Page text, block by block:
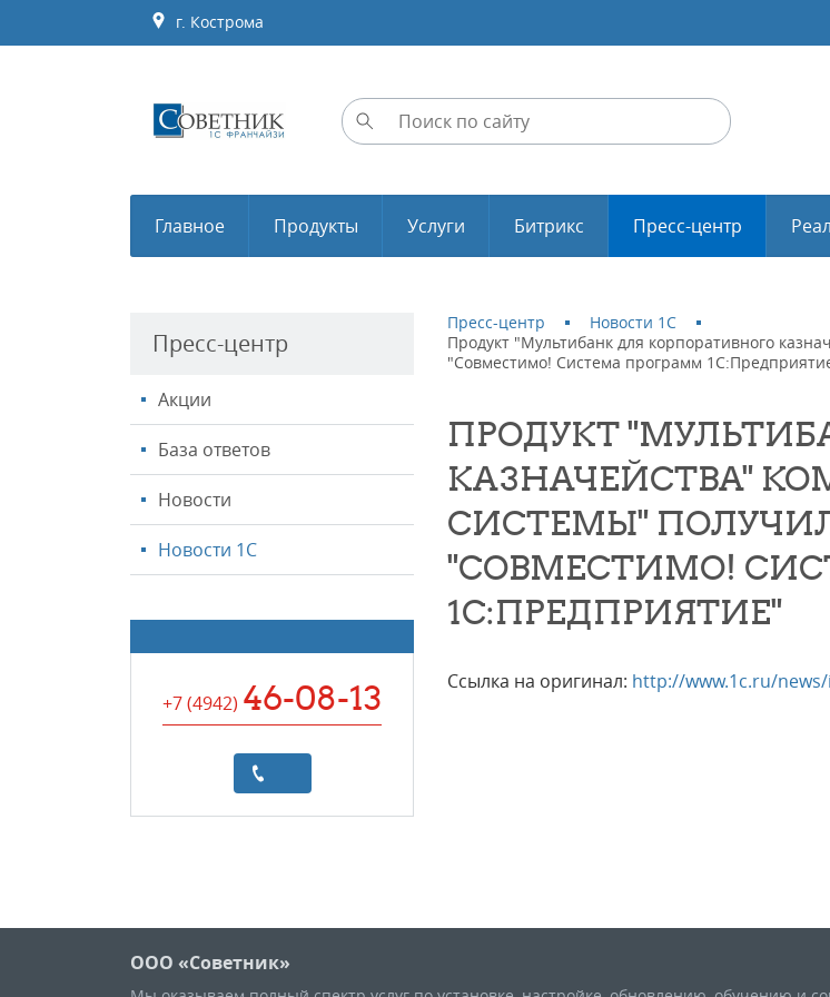
г. Кострома
Главное Продукты Услуги Битрикс Пресс-центр
Пресс-центр
Акции
База ответов
Новости
Новости 1С
+7 (4942) 46-08-13
Пресс-центр
Новости 1С
Продукт "Мультибанк для корпоративного
"Совместимо! Система программ
ПРОДУКТ
КАЗНАЧЕЙСТВА"
СИСТЕМЫ"
"СОВМЕСТИМО!
1С:ПРЕДПРИЯТИЕ"
Ссылка на оригинал: http://www.1c.ru/
ООО «Советник»